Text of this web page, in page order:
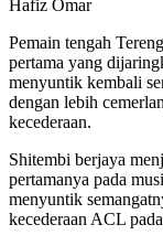
Hafiz Omar
Pemain tengah
pertama yang
menyuntik kembali
dengan lebih
kecederaan.
Shitembi berjaya
pertamanya pada
menyuntik
kecederaan ACL